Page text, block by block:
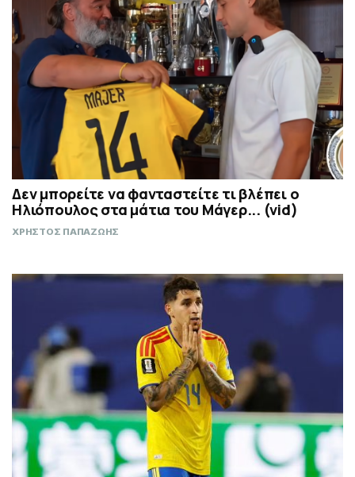
Δεν μπορείτε να φανταστείτε τι βλέπει ο
Ηλιόπουλος στα μάτια του Μάγερ... (vid)
ΧΡΗΣΤΟΣ ΠΑΠΑΖΩΗΣ